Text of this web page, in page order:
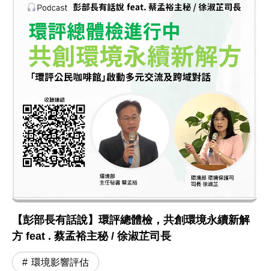
【彭部長有話說】環評總體檢，共創環境永續新解
方 feat . 蔡孟裕主秘 / 徐淑芷司長
環境影響評估